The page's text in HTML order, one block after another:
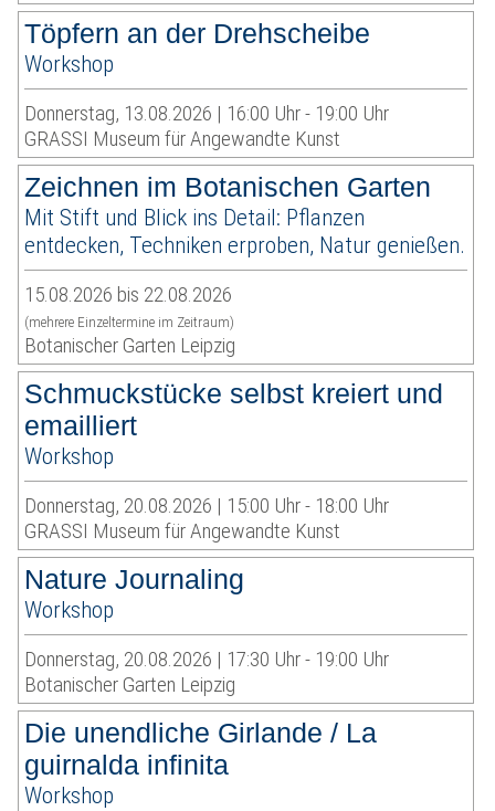
Töpfern an der Drehscheibe
Workshop
Donnerstag, 13.08.2026 | 16:00 Uhr - 19:00 Uhr
GRASSI Museum für Angewandte Kunst
Zeichnen im Botanischen Garten
Mit Stift und Blick ins Detail: Pflanzen
entdecken, Techniken erproben, Natur genießen.
15.08.2026 bis 22.08.2026
(mehrere Einzeltermine im Zeitraum)
Botanischer Garten Leipzig
Schmuckstücke selbst kreiert und
emailliert
Workshop
Donnerstag, 20.08.2026 | 15:00 Uhr - 18:00 Uhr
GRASSI Museum für Angewandte Kunst
Nature Journaling
Workshop
Donnerstag, 20.08.2026 | 17:30 Uhr - 19:00 Uhr
Botanischer Garten Leipzig
Die unendliche Girlande / La
guirnalda infinita
Workshop